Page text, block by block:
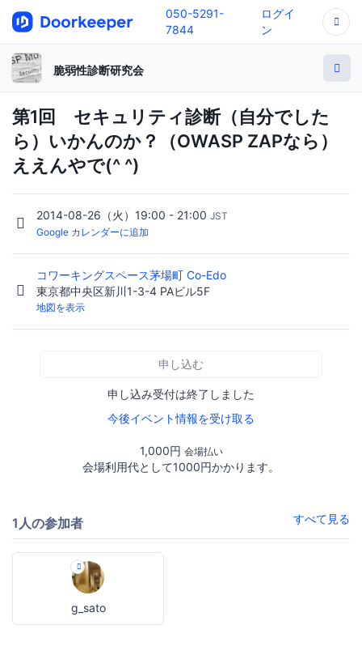
050-5291-
7844
ログイ
ン
脆弱性診断研究会
第1回 セキュリティ診断（自分でした
ら）いかんのか？（OWASP ZAPなら）
ええんやで(^ ^)
2014-08-26（火）19:00 - 21:00 JST
Google カレンダーに追加
コワーキングスペース茅場町 Co-Edo
東京都中央区新川1-3-4 PAビル5F
地図を表示
申し込む
申し込み受付は終了しました
今後イベント情報を受け取る
1,000円 会場払い
会場利用代として1000円かかります。
1人の参加者 すべて見る
g_sato